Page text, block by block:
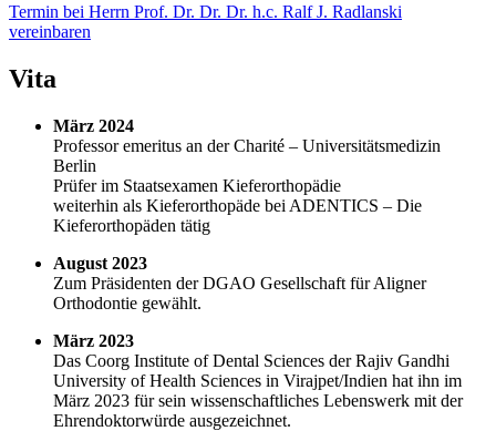
Termin bei Herrn Prof. Dr. Dr. Dr. h.c. Ralf J. Radlanski
vereinbaren
Vita
März 2024
Professor emeritus an der Charité – Universitätsmedizin
Berlin
Prüfer im Staatsexamen Kieferorthopädie
weiterhin als Kieferorthopäde bei ADENTICS – Die
Kieferorthopäden tätig
August 2023
Zum Präsidenten der DGAO Gesellschaft für Aligner
Orthodontie gewählt.
März 2023
Das Coorg Institute of Dental Sciences der Rajiv Gandhi
University of Health Sciences in Virajpet/Indien hat ihn im
März 2023 für sein wissenschaftliches Lebenswerk mit der
Ehrendoktorwürde ausgezeichnet.